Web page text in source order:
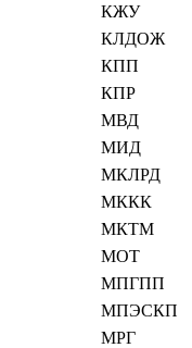
КЖУ
КЛДОЖ
КПП
КПР
МВД
МИД
МКЛРД
МККК
МКТМ
МОТ
МПГПП
МПЭСКП
МРГ